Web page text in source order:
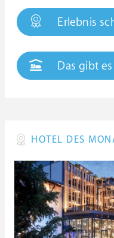
Erlebnis
Das gibt
HOTEL DES